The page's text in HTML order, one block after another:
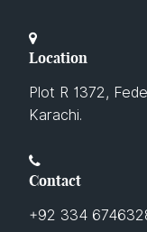
Location
Plot R 1372,
Karachi.
Contact
+92 334